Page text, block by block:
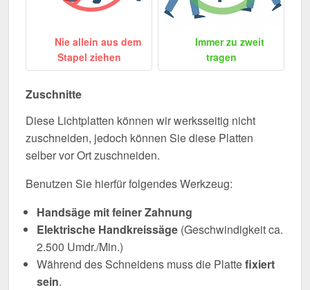
Nie allein aus dem
Stapel ziehen
Immer zu zweit
tragen
Zuschnitte
Diese Lichtplatten können wir werksseitig nicht
zuschneiden, jedoch können Sie diese Platten
selber vor Ort zuschneiden.
Benutzen Sie hierfür folgendes Werkzeug:
Handsäge mit feiner Zahnung
Elektrische Handkreissäge (Geschwindigkeit ca.
2.500 Umdr./Min.)
Während des Schneidens muss die Plattefixiert
sein.